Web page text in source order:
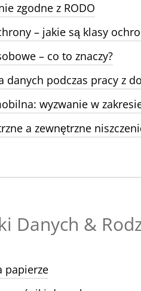
zgodne z RODO
– jakie są klasy
– co to znaczy?
danych podczas pracy z
wyzwanie w
a zewnętrzne
Danych &
papierze